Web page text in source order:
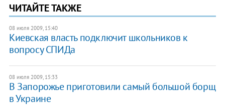
ЧИТАЙТЕ ТАКЖЕ
08 июля 2009, 15:40
Киевская власть подключит школьников к
вопросу СПИДа
08 июля 2009, 15:33
В Запорожье приготовили самый большой борщ
в Украине